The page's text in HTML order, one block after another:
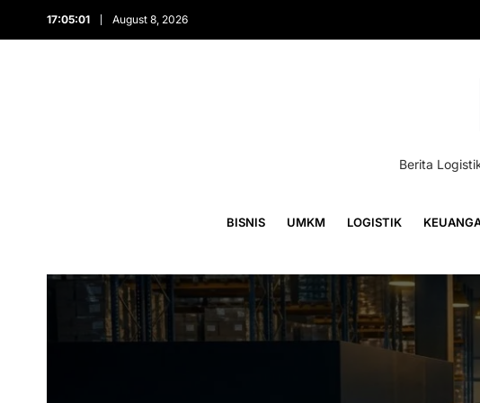
17:05:04 August 8, 2026
Berita
BISNIS UMKM LOGISTIK